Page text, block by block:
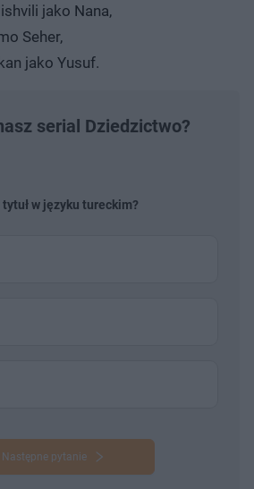
jako Nana,
Seher,
jako Yusuf.
serial Dziedzictwo?
w języku tureckim?
Następne pytanie